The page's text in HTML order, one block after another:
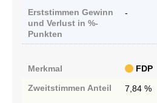
Erststimmen Gewinn
und Verlust in %-
Punkten
-
Merkmal
FDP
Zweitstimmen Anteil 7,84 %